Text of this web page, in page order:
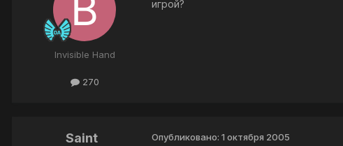
Invisible Hand
270
игрой?
Saint Опубликовано: 1 октября 2005